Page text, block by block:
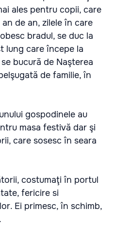
ales pentru copii, care
de an, zilele în care
bradul, se duc la
lung care începe la
bucură de Naşterea
de familie, în
gospodinele au
masa festivă dar şi
care sosesc în seara
costumaţi în portul
fericire si
Ei primesc, în schimb,